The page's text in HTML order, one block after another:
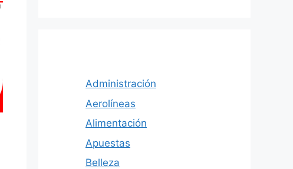
Administración
Aerolíneas
Alimentación
Apuestas
Belleza